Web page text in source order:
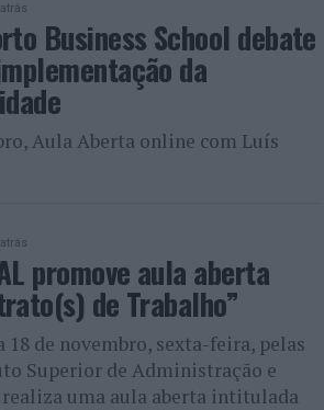
Business School debate
da
Aula Aberta online com Luís
promove aula aberta
de Trabalho”
de novembro, sexta-feira, pelas
Superior de Administração e
uma aula aberta intitulada